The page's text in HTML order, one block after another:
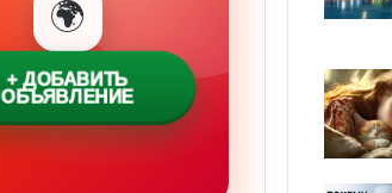
🌍
+ ДОБАВИТЬ
ОБЪЯВЛЕНИЕ